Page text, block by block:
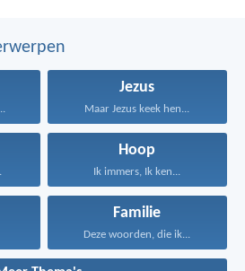
Jezus
Maar Jezus keek hen...
Hoop
Ik immers, Ik ken...
Familie
Deze woorden, die ik...